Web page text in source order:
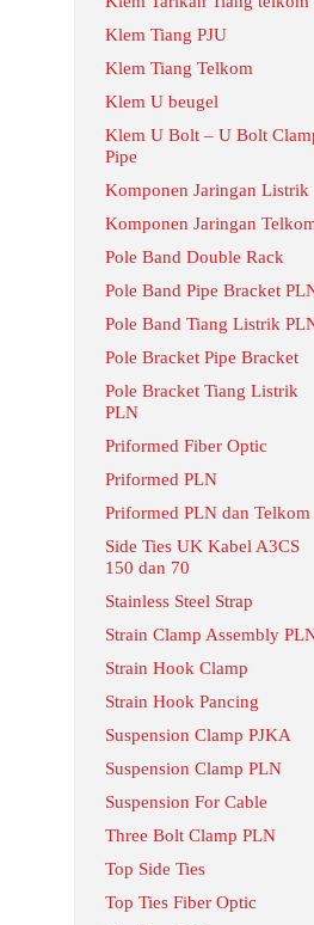
Klem Tiang PJU
Klem Tiang Telkom
Klem U beugel
Klem U Bolt – U Bolt
Pipe
Komponen Jaringan Listrik
Komponen Jaringan
Pole Band Double Rack
Pole Band Pipe Bracket
Pole Band Tiang Listrik
Pole Bracket Pipe Bracket
Pole Bracket Tiang Listrik
PLN
Priformed Fiber Optic
Priformed PLN
Priformed PLN dan Telkom
Side Ties UK Kabel A3CS
150 dan 70
Stainless Steel Strap
Strain Clamp Assembly
Strain Hook Clamp
Strain Hook Pancing
Suspension Clamp PJKA
Suspension Clamp PLN
Suspension For Cable
Three Bolt Clamp PLN
Top Side Ties
Top Ties Fiber Optic